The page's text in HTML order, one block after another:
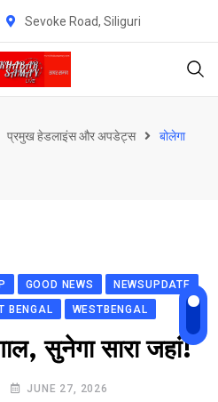
Sevoke Road, Siliguri
प्रमुख हेडलाइंस और अपडेट्स
बोलेगा
GOOD NEWS
NEWSUPDATE
BENGAL WESTBENGAL
सुनेगा सारा जहां!
JUNE 27, 2026